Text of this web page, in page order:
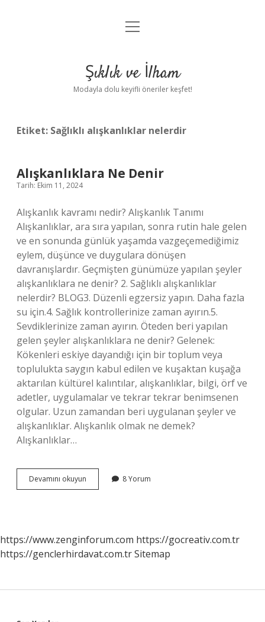
Anasayfa
Yasal Uyarı
menüyü
Şıklık ve İlham
Modayla dolu keyifli öneriler keşfet!
Etiket: Sağlıklı alışkanlıklar nelerdir
Alışkanlıklara Ne Denir
Tarih: Ekim 11, 2024
Alışkanlık kavramı nedir? Alışkanlık Tanımı
Alışkanlıklar, ara sıra yapılan, sonra rutin hale gelen
ve en sonunda günlük yaşamda vazgeçemediğimiz
eylem, düşünce ve duygulara dönüşen
davranışlardır. Geçmişten günümüze yapılan şeyler
alışkanlıklara ne denir? 2. Sağlıklı alışkanlıklar
nelerdir? BLOG3. Düzenli egzersiz yapın. Daha fazla
su için.4. Sağlık kontrollerinize zaman ayırın.5.
Sevdiklerinize zaman ayırın. Öteden beri yapılan
gelen şeyler alışkanlıklara ne denir? Gelenek:
Kökenleri eskiye dayandığı için bir toplum veya
toplulukta saygın kabul edilen ve kuşaktan kuşağa
aktarılan kültürel kalıntılar, alışkanlıklar, bilgi, örf ve
adetler, uygulamalar ve tekrar tekrar benimsenen
olgular. Uzun zamandan beri uygulanan şeyler ve
alışkanlıklar. Alışkanlık olmak ne demek?
Alışkanlıklar…
Devamını okuyun Alışkanlıklara
Ne
8 Yorum
https://www.zenginforum.com https://gocreativ.com.tr
https://genclerhirdavat.com.trSitemap